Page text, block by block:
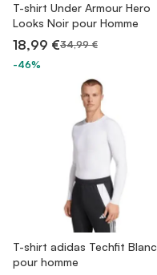
T-shirt Under Armour Hero
Looks Noir pour Homme
18,99 €34,99 €
-46%
T-shirt adidas Techfit Blanc
pour homme